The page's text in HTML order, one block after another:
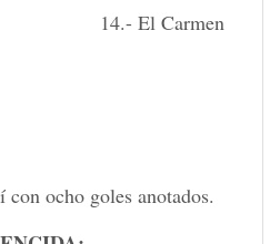
El Carmen
ocho goles anotados.